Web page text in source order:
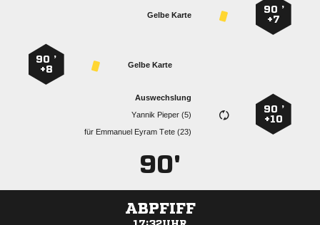
90 ’
+7
Gelbe Karte
Gelbe Karte
90 ’
+8
90 ’
+10
Auswechslung
  
für    
90'
ABPFIFF